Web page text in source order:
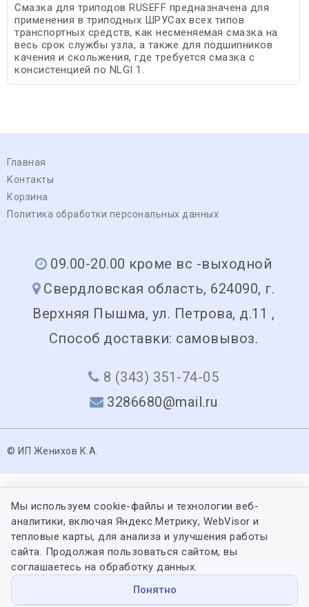
Смазка для триподов RUSEFF предназначена для
применения в триподных ШРУСах всех типов
транспортных средств, как несменяемая смазка на
весь срок службы узла, а также для подшипников
качения и скольжения, где требуется смазка с
консистенцией по NLGI 1.
Главная
Контакты
Корзина
Политика обработки персональных данных
09.00-20.00 кроме вс -выходной
Свердловская область, 624090, г.
Верхняя Пышма, ул. Петрова, д.11 ,
Способ доставки: самовывоз.
8 (343) 351-74-05
3286680@mail.ru
© ИП Женихов К.А.
Мы используем cookie-файлы и технологии веб-
аналитики, включая Яндекс.Метрику, WebVisor и
тепловые карты, для анализа и улучшения работы
сайта. Продолжая пользоваться сайтом, вы
соглашаетесь на обработку данных.
Понятно